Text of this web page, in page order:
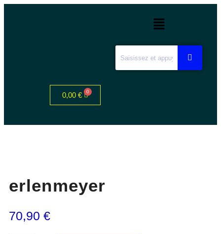
0,00 €
erlenmeyer
70,90 €